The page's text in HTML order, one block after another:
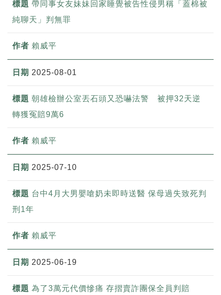
帶同事女友妹妹回家睡覺被告性侵男稱「蓋棉被
純聊天」判無罪
賴威平
2025-08-01
朝雄檢辦公室丟石頭又恐嚇法警 被押32天逆
轉獲冤賠9萬6
賴威平
2025-07-10
台中4月大男嬰嗆奶未即時送醫 保母過失致死判
刑1年
賴威平
2025-06-19
為了3萬元代價慘痛 存摺賣詐團保全員判賠